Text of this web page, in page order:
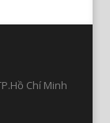
Chí Minh